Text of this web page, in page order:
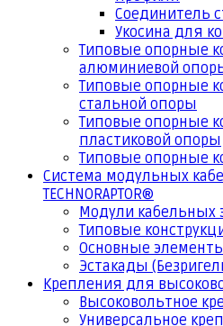
Соединитель
Укосина для
Типовые опорные
алюминиевой
Типовые опорные
стальной опоры
Типовые опорные
пластиковой опоры
Типовые опорные
Система модульных
TECHNORAPTOR®
Модули кабельных
Типовые
Основные
Эстакады
Крепления для
Высоковольтное
Универсальное